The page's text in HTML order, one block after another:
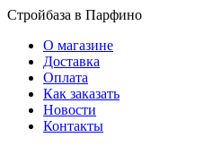
Стройбаза в Парфино
О магазине
Доставка
Оплата
Как заказать
Новости
Контакты